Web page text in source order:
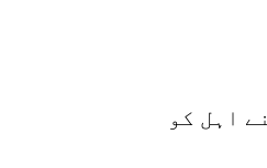
اہل کو